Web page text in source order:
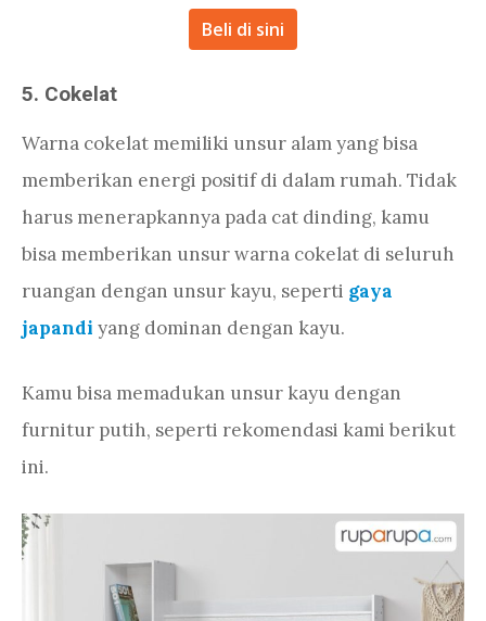
Beli di sini
5. Cokelat
Warna cokelat memiliki unsur alam yang bisa
memberikan energi positif di dalam rumah. Tidak
harus menerapkannya pada cat dinding, kamu
bisa memberikan unsur warna cokelat di seluruh
ruangan dengan unsur kayu, seperti gaya
japandi yang dominan dengan kayu.
Kamu bisa memadukan unsur kayu dengan
furnitur putih, seperti rekomendasi kami berikut
ini.